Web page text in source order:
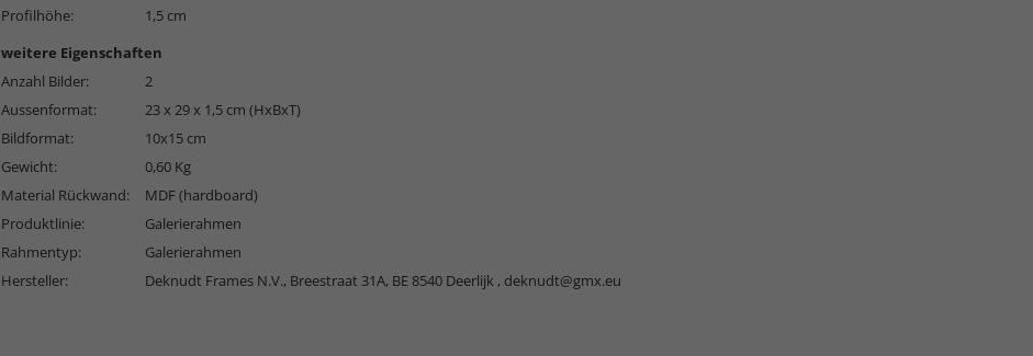
Profilhöhe:
1,5 cm
weitere Eigenschaften
Anzahl Bilder:
2
Aussenformat:
23 x 29 x 1,5 cm (HxBxT)
Bildformat:
10x15 cm
Gewicht:
0,60 Kg
Material Rückwand:
MDF (hardboard)
Produktlinie:
Galerierahmen
Rahmentyp:
Galerierahmen
Hersteller:
Deknudt Frames N.V., Breestraat 31A, BE 8540 Deerlijk , deknudt@gmx.eu